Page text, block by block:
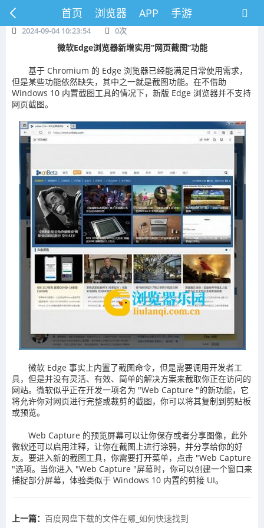
首页 浏览器 APP 手游
2024-09-04 10:23:54 0次
微软Edge浏览器新增实用“网页截图”功能
基于 Chromium 的 Edge 浏览器已经能满足日常使用需求，
但是某些功能依然缺失，其中之一就是截图功能。在不借助
Windows 10 内置截图工具的情况下，新版 Edge 浏览器并不支持
网页截图。
微软 Edge 事实上内置了截图命令，但是需要调用开发者工
具，但是并没有灵活、有效、简单的解决方案来截取你正在访问的
网站。微软似乎正在开发一项名为 "Web Capture "的新功能，它
将允许你对网页进行完整或裁剪的截图，你可以将其复制到剪贴板
或预览。
Web Capture 的预览屏幕可以让你保存或者分享图像，此外
微软还可以启用注释，让你在截图上进行涂鸦，并分享给你的好
友。要进入新的截图工具，你需要打开菜单，点击 "Web Capture
"选项。当你进入 "Web Capture "屏幕时，你可以创建一个窗口来
捕捉部分屏幕，体验类似于 Windows 10 内置的剪接 UI。
上一篇： ​‌百度网盘下载的文件在哪_如何快速找到